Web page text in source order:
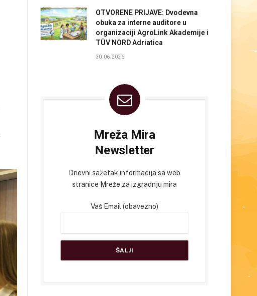
OTVORENE PRIJAVE: Dvodevna
obuka za interne auditore u
organizaciji AgroLink Akademije i
TÜV NORD Adriatica
30.06.2026
Mreža Mira
Newsletter
Dnevni sažetak informacija sa web
stranice Mreže za izgradnju mira
Vaš Email (obavezno)